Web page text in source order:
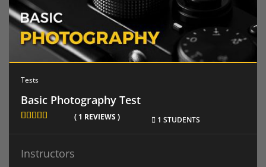
Tests
Basic Photography Test
( 1 REVIEWS ) 1 STUDENTS
Instructors